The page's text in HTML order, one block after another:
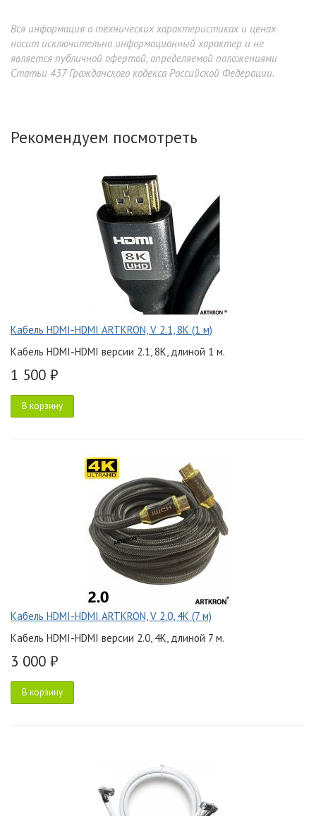
Вся информация о технических характеристиках и ценах
носит исключительно информационный характер и не
является публичной офертой, определяемой положениями
Статьи 437 Гражданского кодекса Российской Федерации.
Рекомендуем посмотреть
Кабель HDMI-HDMI ARTKRON, V 2.1, 8K (1 м)
Кабель HDMI-HDMI версии 2.1, 8K, длиной 1 м.
1 500 ₽
В корзину
Кабель HDMI-HDMI ARTKRON, V 2.0, 4K (7 м)
Кабель HDMI-HDMI версии 2.0, 4K, длиной 7 м.
3 000 ₽
В корзину